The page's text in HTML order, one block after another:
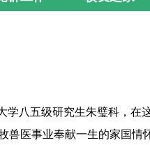
学八五级研究生朱璧科，在
医事业奉献一生的家国情怀